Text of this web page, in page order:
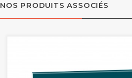
NOS PRODUITS ASSOCIÉS